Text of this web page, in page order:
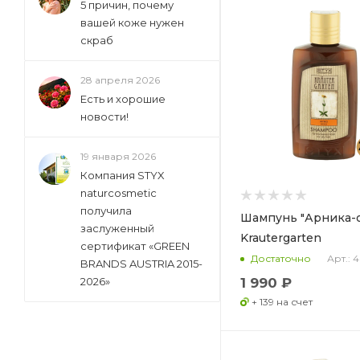
Шампунь "Арника-
Krautergarten
Достаточно Арт.:
1 990 ₽
+ 139 на счет
5 причин, почему
вашей коже нужен
скраб
28 апреля 2026
Есть и хорошие
новости!
19 января 2026
Компания STYX
naturcosmetic
получила
заслуженный
сертификат «GREEN
BRANDS AUSTRIA 2015-
2026»